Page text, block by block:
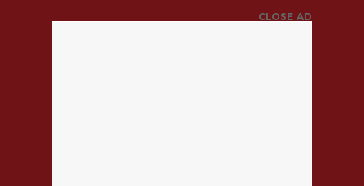
CLOSE AD